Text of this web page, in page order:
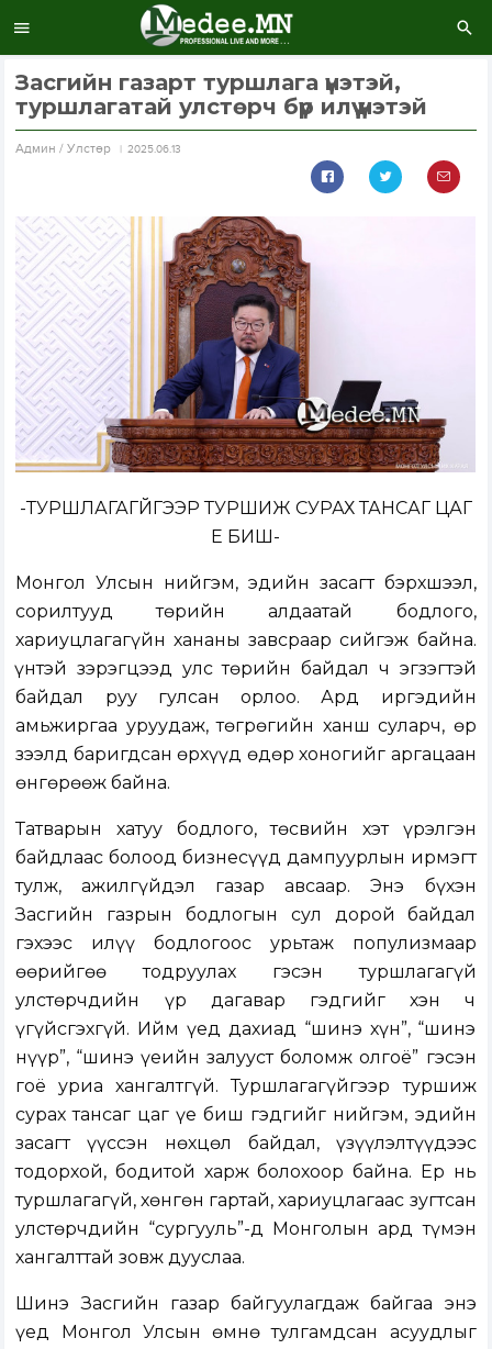
Засгийн газарт туршлага үнэтэй,
туршлагатай улстөрч бүр илүү үнэтэй
Aдмин / Улстөр 2025.06.13
-ТУРШЛАГАГҮЙГЭЭР ТУРШИЖ СУРАХ ТАНСАГ ЦАГ
ҮЕ БИШ-
Монгол Улсын нийгэм, эдийн засагт бэрхшээл,
сорилтууд төрийн алдаатай бодлого,
хариуцлагагүйн хананы завсраар сийгэж байна.
Үүнтэй зэрэгцээд улс төрийн байдал ч эгзэгтэй
байдал руу гулсан орлоо. Ард иргэдийн
амьжиргаа уруудаж, төгрөгийн ханш суларч, өр
зээлд баригдсан өрхүүд өдөр хоногийг аргацаан
өнгөрөөж байна.
Татварын хатуу бодлого, төсвийн хэт үрэлгэн
байдлаас болоод бизнесүүд дампуурлын ирмэгт
тулж, ажилгүйдэл газар авсаар. Энэ бүхэн
Засгийн газрын бодлогын сул дорой байдал
гэхээс илүү бодлогоос урьтаж популизмаар
өөрийгөө тодруулах гэсэн туршлагагүй
улстөрчдийн үр дагавар гэдгийг хэн ч
үгүйсгэхгүй. Ийм үед дахиад “шинэ хүн”, “шинэ
нүүр”, “шинэ үеийн залууст боломж олгоё” гэсэн
гоё уриа хангалтгүй. Туршлагагүйгээр туршиж
сурах тансаг цаг үе биш гэдгийг нийгэм, эдийн
засагт үүссэн нөхцөл байдал, үзүүлэлтүүдээс
тодорхой, бодитой харж болохоор байна. Ер нь
туршлагагүй, хөнгөн гартай, хариуцлагаас зугтсан
улстөрчдийн “сургууль”-д Монголын ард түмэн
хангалттай зовж дууслаа.
Шинэ Засгийн газар байгуулагдаж байгаа энэ
үед Монгол Улсын өмнө тулгамдсан асуудлыг